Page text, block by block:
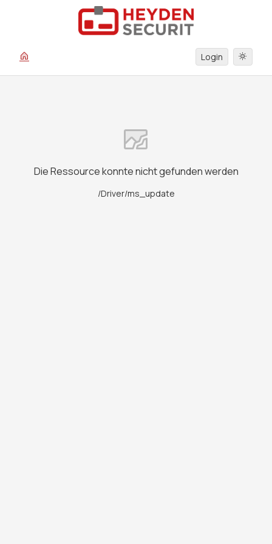
Login
Die Ressource konnte nicht gefunden werden
/Driver/ms_update